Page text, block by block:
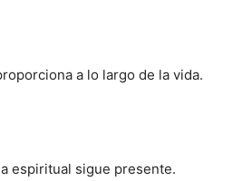
a lo largo de la vida.
espiritual sigue presente.